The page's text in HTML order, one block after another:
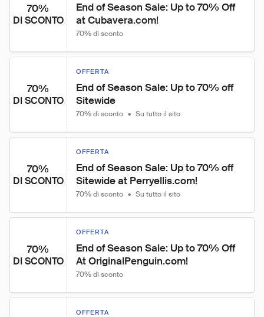
70%
DI SCONTO
End of Season Sale: Up to 70% Off
at Cubavera.com!
70% di sconto
70%
DI SCONTO
OFFERTA
End of Season Sale: Up to 70% off
Sitewide
70% di sconto • Su tutto il sito
70%
DI SCONTO
OFFERTA
End of Season Sale: Up to 70% off
Sitewide at Perryellis.com!
70% di sconto • Su tutto il sito
70%
DI SCONTO
OFFERTA
End of Season Sale: Up to 70% Off
At OriginalPenguin.com!
70% di sconto
OFFERTA